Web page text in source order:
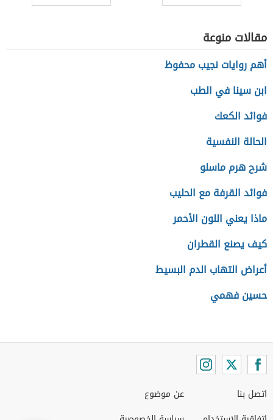
مقالات منوعة
أهم روايات نجيب محفوظ
ابن سينا في الطب
فوائد الكعك
الحالة النفسية
شرح هرم ماسلو
فوائد القرفة مع الحليب
ماذا يعني اللون الأحمر
كيف يصنع القطران
أعراض التهاب الدم البسيط
حسين فهمي
اتصل بنا
عن موضوع